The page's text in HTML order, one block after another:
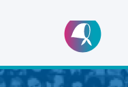
al